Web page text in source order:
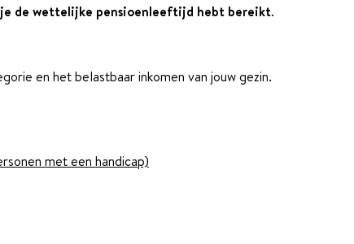
je de wettelijke pensioenleeftijd hebt bereikt.
en het belastbaar inkomen van jouw gezin.
met een handicap)